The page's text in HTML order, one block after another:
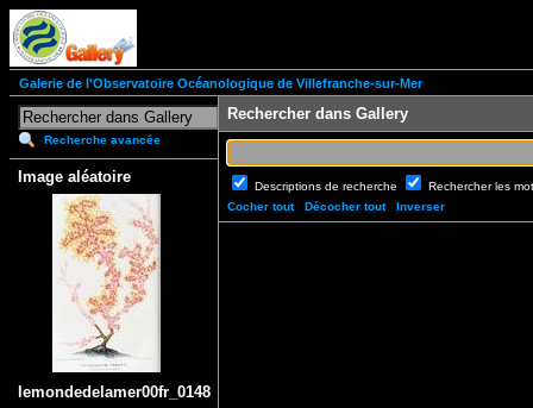
Galerie de l'Observatoire Océanologique de Villefranche-sur-Mer
Recherche avancée
Image aléatoire
lemondedelamer00fr_0148
Rechercher dans Gallery
Descriptions de recherche
Rechercher les
Cocher tout
Décocher tout Inverser